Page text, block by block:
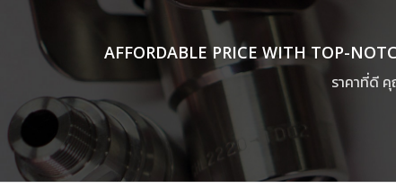
AFFORDABLE PRICE WITH TOP-
ราคาที่ดี